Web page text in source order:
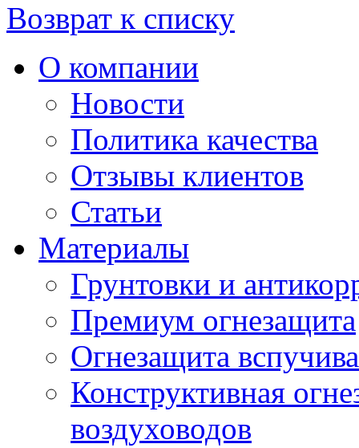
Возврат к списку
О компании
Новости
Политика качества
Отзывы клиентов
Статьи
Материалы
Грунтовки и
Премиум огнезащита
Огнезащита
Конструктивная
воздуховодов